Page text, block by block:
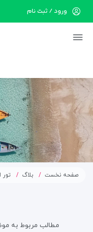
در حال حاضر
ورود / ثبت نام
صفحه نخست بلاگ تور
مطالب مربوط به